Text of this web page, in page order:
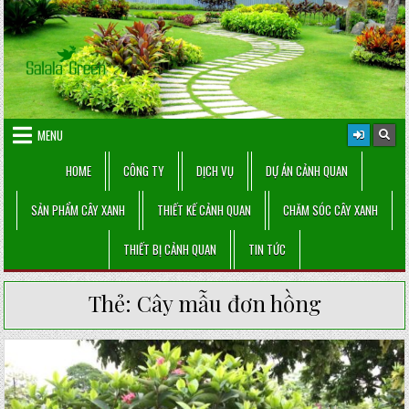
Skip
to
content
MENU
HOME
CÔNG TY DỊCH VỤ DỰ ÁN CẢNH QUAN
SẢN PHẨM CÂY XANH THIẾT KẾ CẢNH QUAN CHĂM SÓC CÂY XANH
THIẾT BỊ CẢNH QUAN TIN TỨC
Thẻ: Cây mẫu đơn hồng
Posted
in